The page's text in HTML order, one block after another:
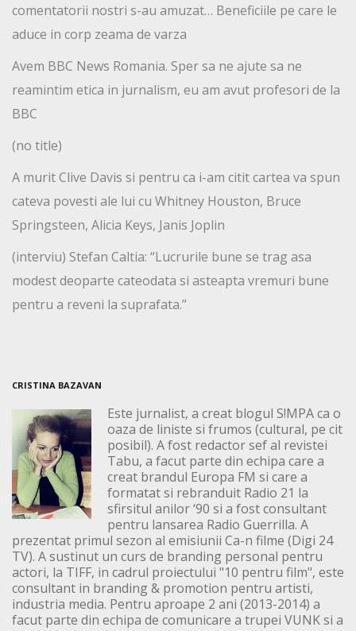
comentatorii nostri s-au amuzat… Beneficiile pe care le
aduce in corp zeama de varza
Avem BBC News Romania. Sper sa ne ajute sa ne
reamintim etica in jurnalism, eu am avut profesori de la
BBC
(no title)
A murit Clive Davis si pentru ca i-am citit cartea va spun
cateva povesti ale lui cu Whitney Houston, Bruce
Springsteen, Alicia Keys, Janis Joplin
(interviu) Stefan Caltia: “Lucrurile bune se trag asa
modest deoparte cateodata si asteapta vremuri bune
pentru a reveni la suprafata.”
CRISTINA BAZAVAN
Este jurnalist, a creat blogul S!MPA ca o
oaza de liniste si frumos (cultural, pe cit
posibil). A fost redactor sef al revistei
Tabu, a facut parte din echipa care a
creat brandul Europa FM si care a
formatat si rebranduit Radio 21 la
sfirsitul anilor ‘90 si a fost consultant
pentru lansarea Radio Guerrilla. A
prezentat primul sezon al emisiunii Ca-n filme (Digi 24
TV). A sustinut un curs de branding personal pentru
actori, la TIFF, in cadrul proiectului "10 pentru film", este
consultant in branding & promotion pentru artisti,
industria media. Pentru aproape 2 ani (2013-2014) a
facut parte din echipa de comunicare a trupei VUNK si a